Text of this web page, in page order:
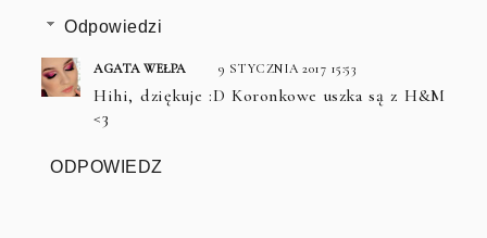
Odpowiedzi
AGATA WEŁPA 9 STYCZNIA 2017 15:53
Hihi, dziękuje :D Koronkowe uszka są z H&M
<3
ODPOWIEDZ